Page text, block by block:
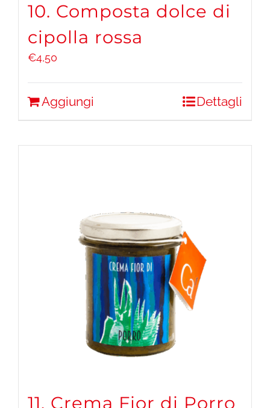
10. Composta dolce di
cipolla rossa
€4,50
Aggiungi Dettagli
11. Crema Fior di Porro